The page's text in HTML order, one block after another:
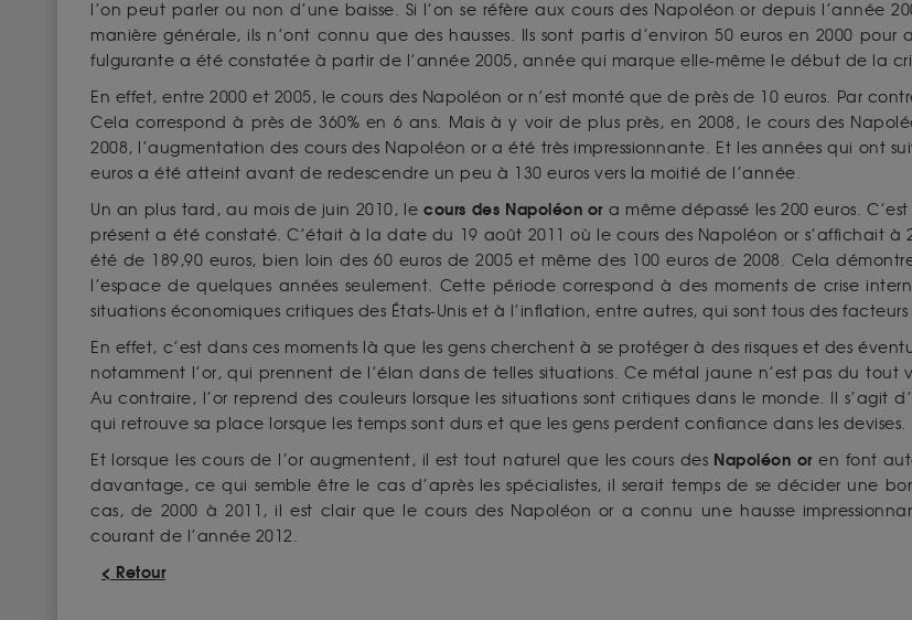
l’on peut parler ou non d’une baisse. Si l’on se réfère aux cours des Napoléon or depuis l’année
manière générale, ils n’ont connu que des hausses. Ils sont partis d’environ 50 euros en 2000 pour
fulgurante a été constatée à partir de l’année 2005, année qui marque elle-même le début de la
En effet, entre 2000 et 2005, le cours des Napoléon or n’est monté que de près de 10 euros. Par
Cela correspond à près de 360% en 6 ans. Mais à y voir de plus près, en 2008, le cours des
2008, l’augmentation des cours des Napoléon or a été très impressionnante. Et les années qui ont
euros a été atteint avant de redescendre un peu à 130 euros vers la moitié de l’année.
Un an plus tard, au mois de juin 2010, lecours des Napoléon ora même dépassé les 200 euros.
présent a été constaté. C’était à la date du 19 août 2011 où le cours des Napoléon or s’affichait à
été de 189,90 euros, bien loin des 60 euros de 2005 et même des 100 euros de 2008. Cela
l’espace de quelques années seulement. Cette période correspond à des moments de crise
situations économiques critiques des États-Unis et à l’inflation, entre autres, qui sont tous des
En effet, c’est dans ces moments là que les gens cherchent à se protéger à des risques et des
notamment l’or, qui prennent de l’élan dans de telles situations. Ce métal jaune n’est pas du tout
Au contraire, l’or reprend des couleurs lorsque les situations sont critiques dans le monde. Il s’agit
qui retrouve sa place lorsque les temps sont durs et que les gens perdent confiance dans les devises.
Et lorsque les cours de l’or augmentent, il est tout naturel que les cours des Napoléon oren font
davantage, ce qui semble être le cas d’après les spécialistes, il serait temps de se décider une
cas, de 2000 à 2011, il est clair que le cours des Napoléon or a connu une hausse
courant de l’année 2012.
< Retour